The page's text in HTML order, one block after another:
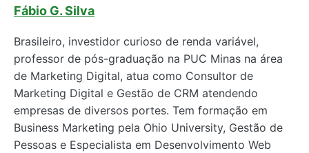
Fábio G. Silva
Brasileiro, investidor curioso de renda variável,
professor de pós-graduação na PUC Minas na área
de Marketing Digital, atua como Consultor de
Marketing Digital e Gestão de CRM atendendo
empresas de diversos portes. Tem formação em
Business Marketing pela Ohio University, Gestão de
Pessoas e Especialista em Desenvolvimento Web